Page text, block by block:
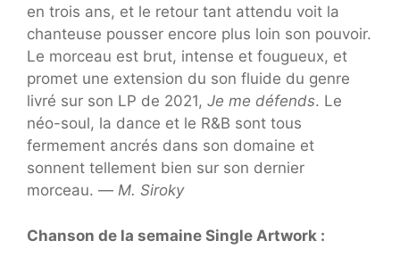
en trois ans, et le retour tant attendu voit la
chanteuse pousser encore plus loin son pouvoir.
Le morceau est brut, intense et fougueux, et
promet une extension du son fluide du genre
livré sur son LP de 2021, Je me défends. Le
néo-soul, la dance et le R&B sont tous
fermement ancrés dans son domaine et
sonnent tellement bien sur son dernier
morceau. — M. Siroky
Chanson de la semaine Single Artwork :